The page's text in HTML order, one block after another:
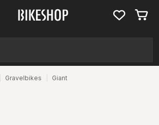
Gravelbikes Giant